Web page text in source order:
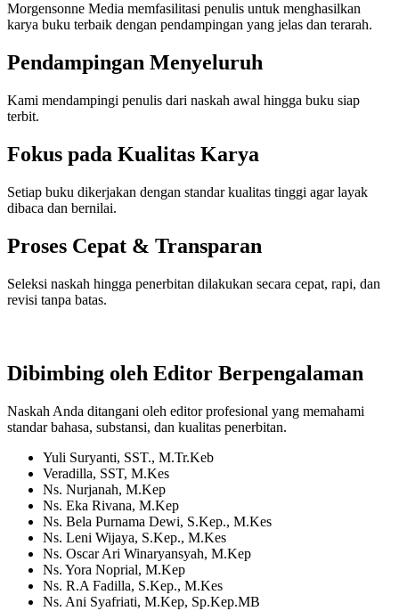
Morgensonne Media memfasilitasi penulis untuk menghasilkan
karya buku terbaik dengan pendampingan yang jelas dan terarah.
Pendampingan Menyeluruh
Kami mendampingi penulis dari naskah awal hingga buku siap
terbit.
Fokus pada Kualitas Karya
Setiap buku dikerjakan dengan standar kualitas tinggi agar layak
dibaca dan bernilai.
Proses Cepat & Transparan
Seleksi naskah hingga penerbitan dilakukan secara cepat, rapi, dan
revisi tanpa batas.
Dibimbing oleh Editor Berpengalaman
Naskah Anda ditangani oleh editor profesional yang memahami
standar bahasa, substansi, dan kualitas penerbitan.
Yuli Suryanti, SST., M.Tr.Keb
Veradilla, SST, M.Kes
Ns. Nurjanah, M.Kep
Ns. Eka Rivana, M.Kep
Ns. Bela Purnama Dewi, S.Kep., M.Kes
Ns. Leni Wijaya, S.Kep., M.Kes
Ns. Oscar Ari Winaryansyah, M.Kep
Ns. Yora Noprial, M.Kep
Ns. R.A Fadilla, S.Kep., M.Kes
Ns. Ani Syafriati, M.Kep, Sp.Kep.MB